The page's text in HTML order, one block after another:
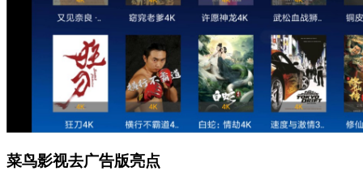
菜鸟影视去广告版亮点